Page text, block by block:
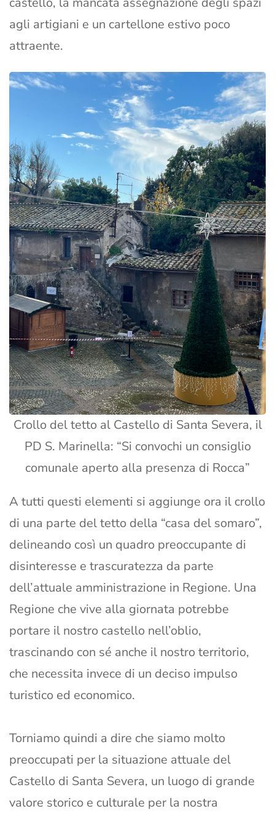
agli artigiani e un cartellone estivo poco
attraente.
Crollo del tetto al Castello di Santa Severa, il
PD S. Marinella: “Si convochi un consiglio
comunale aperto alla presenza di Rocca”
A tutti questi elementi si aggiunge ora il crollo
di una parte del tetto della “casa del somaro”,
delineando così un quadro preoccupante di
disinteresse e trascuratezza da parte
dell’attuale amministrazione in Regione. Una
Regione che vive alla giornata potrebbe
portare il nostro castello nell’oblio,
trascinando con sé anche il nostro territorio,
che necessita invece di un deciso impulso
turistico ed economico.
Torniamo quindi a dire che siamo molto
preoccupati per la situazione attuale del
Castello di Santa Severa, un luogo di grande
valore storico e culturale per la nostra